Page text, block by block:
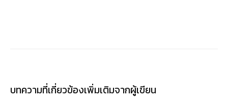
บทความที่เกี่ยวข้องเพิ่มเติมจากผู้เขียน